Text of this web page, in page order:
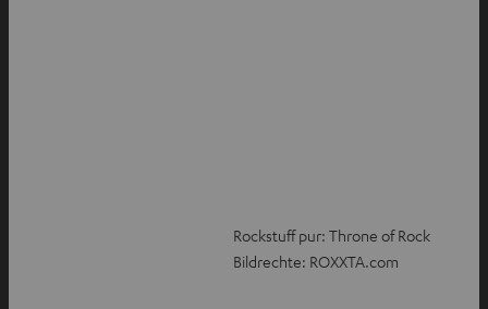
Rockstuff pur: Throne of Rock
Bildrechte: ROXXTA.com